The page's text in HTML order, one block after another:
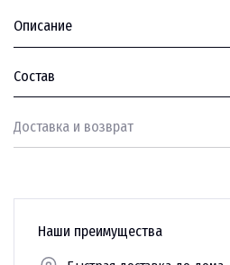
Описание
Состав
Доставка и возврат
Наши преимущества